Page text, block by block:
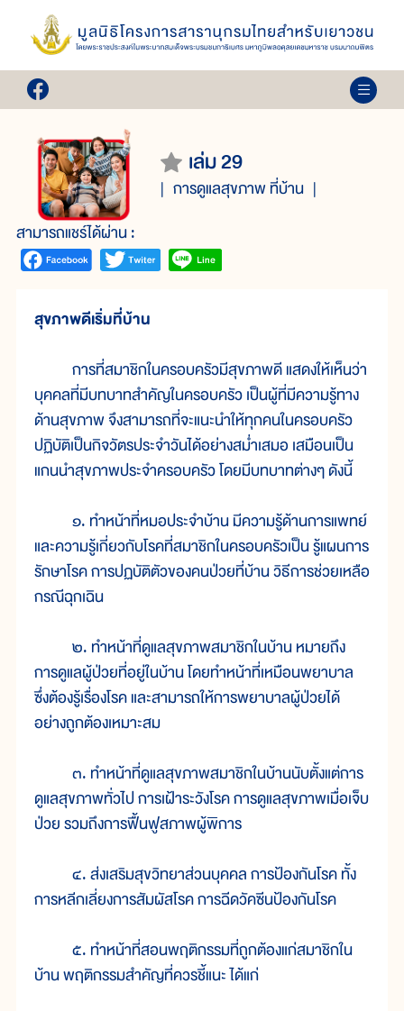
เล่ม 29
การดูแลสุขภาพ ที่บ้าน
สามารถแชร์ได้ผ่าน :
สุขภาพดีเริ่มที่บ้าน
การที่สมาชิกในครอบครัวมีสุขภาพดี แสดงให้เห็นว่า
บุคคลที่มีบทบาทสำคัญในครอบครัว เป็นผู้ที่มีความรู้ทาง
ด้านสุขภาพ จึงสามารถที่จะแนะนำให้ทุกคนในครอบครัว
ปฏิบัติเป็นกิจวัตรประจำวันได้อย่างสม่ำเสมอ เสมือนเป็น
แกนนำสุขภาพประจำครอบครัว โดยมีบทบาทต่างๆ ดังนี้
๑. ทำหน้าที่หมอประจำบ้าน มีความรู้ด้านการแพทย์
และความรู้เกี่ยวกับโรคที่สมาชิกในครอบครัวเป็น รู้แผนการ
รักษาโรค การปฏบัติตัวของคนป่วยที่บ้าน วิธีการช่วยเหลือ
กรณีฉุกเฉิน
๒. ทำหน้าที่ดูแลสุขภาพสมาชิกในบ้าน หมายถึง
การดูแลผู้ป่วยที่อยู่ในบ้าน โดยทำหน้าที่เหมือนพยาบาล
ซึ่งต้องรู้เรื่องโรค และสามารถให้การพยาบาลผู้ป่วยได้
อย่างถูกต้องเหมาะสม
๓. ทำหน้าที่ดูแลสุขภาพสมาชิกในบ้านนับตั้งแต่การ
ดูแลสุขภาพทั่วไป การเฝ้าระวังโรค การดูแลสุขภาพเมื่อเจ็บ
ป่วย รวมถึงการฟื้นฟูสภาพผู้พิการ
๔. ส่งเสริมสุขวิทยาส่วนบุคคล การป้องกันโรค ทั้ง
การหลีกเลี่ยงการสัมผัสโรค การฉีดวัคซีนป้องกันโรค
๕. ทำหน้าที่สอนพฤติกรรมที่ถูกต้องแก่สมาชิกใน
บ้าน พฤติกรรมสำคัญที่ควรชี้แนะ ได้แก่